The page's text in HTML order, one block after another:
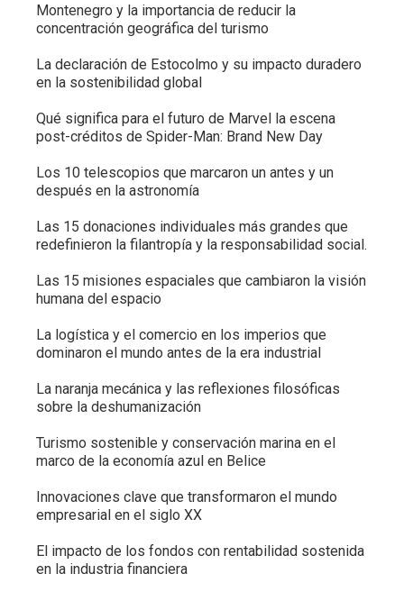
Montenegro y la importancia de reducir la
concentración geográfica del turismo
La declaración de Estocolmo y su impacto duradero
en la sostenibilidad global
Qué significa para el futuro de Marvel la escena
post-créditos de Spider-Man: Brand New Day
Los 10 telescopios que marcaron un antes y un
después en la astronomía
Las 15 donaciones individuales más grandes que
redefinieron la filantropía y la responsabilidad social.
Las 15 misiones espaciales que cambiaron la visión
humana del espacio
La logística y el comercio en los imperios que
dominaron el mundo antes de la era industrial
La naranja mecánica y las reflexiones filosóficas
sobre la deshumanización
Turismo sostenible y conservación marina en el
marco de la economía azul en Belice
Innovaciones clave que transformaron el mundo
empresarial en el siglo XX
El impacto de los fondos con rentabilidad sostenida
en la industria financiera